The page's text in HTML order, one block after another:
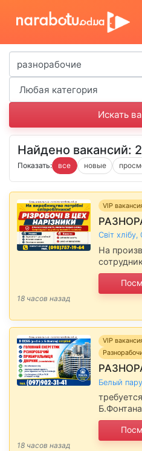
Найдено вакансий:
Показать: все новые
VIP
Світ
На
БРОНЬ
мужчин и
18 часов назад
VIP
Белый
возраста
при
18 часов назад